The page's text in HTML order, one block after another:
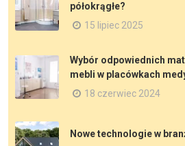
półokrągłe?
15 lipiec 2025
Wybór odpowiednich
mebli w placówkach
18 czerwiec 2024
Nowe technologie w